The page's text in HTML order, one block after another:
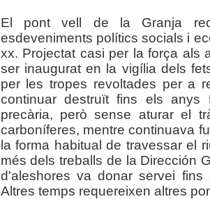
El pont vell de la Granja
esdeveniments polítics socials i
xx. Projectat casi per la força als
ser inaugurat en la vigília dels
per les tropes revoltades per a
continuar destruït fins els
precària, però sense aturar el
carboníferes, mentre continuava
la forma habitual de travessar el
més dels treballs de la Dirección
d'aleshores va donar servei
Altres temps requereixen altres